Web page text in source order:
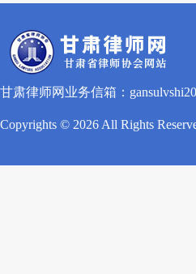
甘肃律师网业务信箱：
Copyrights © 2026 All Rights